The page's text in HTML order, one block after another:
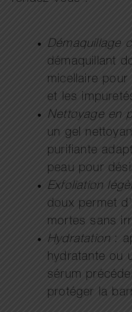
Démaquillage
démaquillant
micellaire pour
et les
Nettoyage en
un gel
purifiante
peau pour
Exfoliation
doux permet
mortes sans
Hydratation :
hydratante ou
sérum
protéger la